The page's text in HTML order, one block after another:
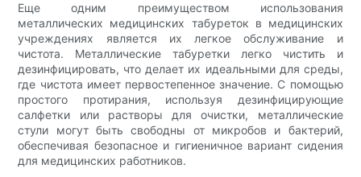
Еще одним преимуществом использования
металлических медицинских табуреток в медицинских
учреждениях является их легкое обслуживание и
чистота. Металлические табуретки легко чистить и
дезинфицировать, что делает их идеальными для среды,
где чистота имеет первостепенное значение. С помощью
простого протирания, используя дезинфицирующие
салфетки или растворы для очистки, металлические
стули могут быть свободны от микробов и бактерий,
обеспечивая безопасное и гигиеничное вариант сидения
для медицинских работников.